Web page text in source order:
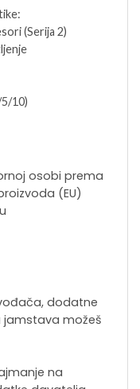
(Serija 2)
10)
osobi prema
(EU)
dodatne
možeš
na